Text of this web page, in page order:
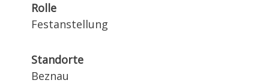
Rolle
Festanstellung
Standorte
Beznau